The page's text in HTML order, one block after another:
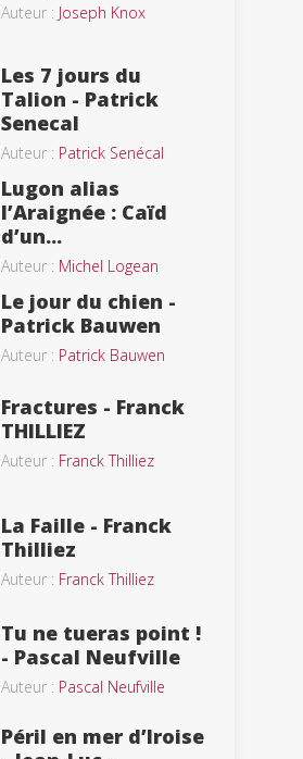
Auteur : Joseph Knox
Les 7 jours du
Talion - Patrick
Senecal
Auteur : Patrick Senécal
Lugon alias
l’Araignée : Caïd
d’un...
Auteur : Michel Logean
Le jour du chien -
Patrick Bauwen
Auteur : Patrick Bauwen
Fractures - Franck
THILLIEZ
Auteur : Franck Thilliez
La Faille - Franck
Thilliez
Auteur : Franck Thilliez
Tu ne tueras point !
- Pascal Neufville
Auteur : Pascal Neufville
Péril en mer d’Iroise